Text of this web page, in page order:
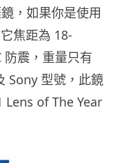
，如果你是使用
焦距為 18-
震，重量只有
Sony 型號，此鏡
Lens of The Year